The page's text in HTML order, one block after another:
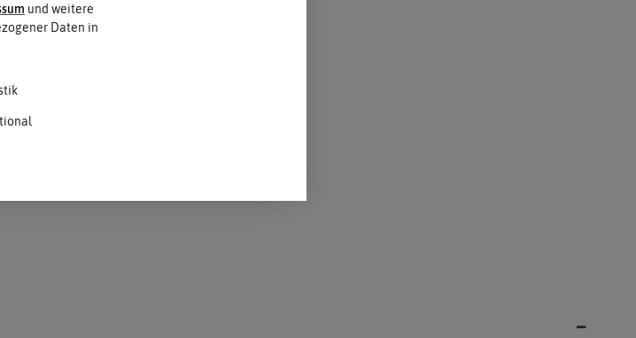
und weitere
Daten in